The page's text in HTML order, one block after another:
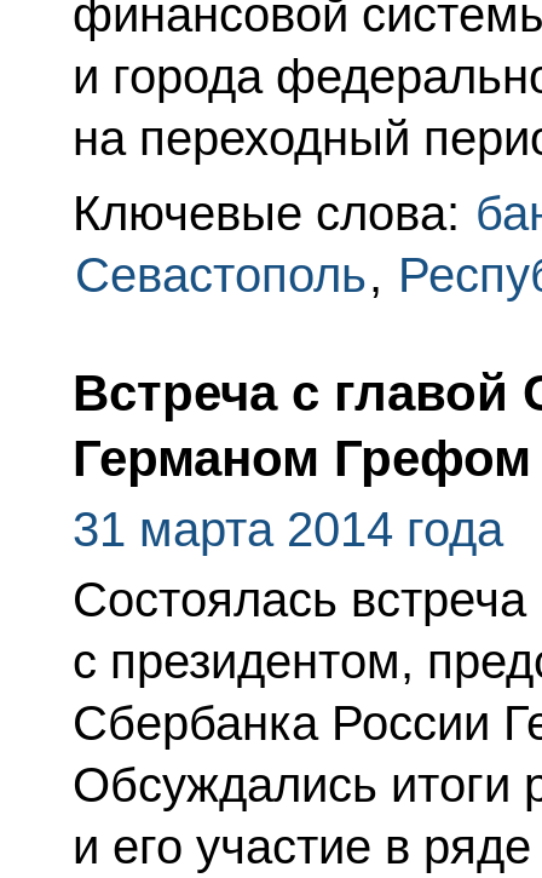
финансовой
и города
на переходный
Ключевые слова:
Севастополь,
Встреча с главой
Германом Грефом
31 марта 2014 года
Состоялась
с президентом,
Сбербанка России
Обсуждались итоги
и его участие в